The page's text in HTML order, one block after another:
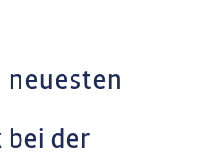
neuesten
bei der